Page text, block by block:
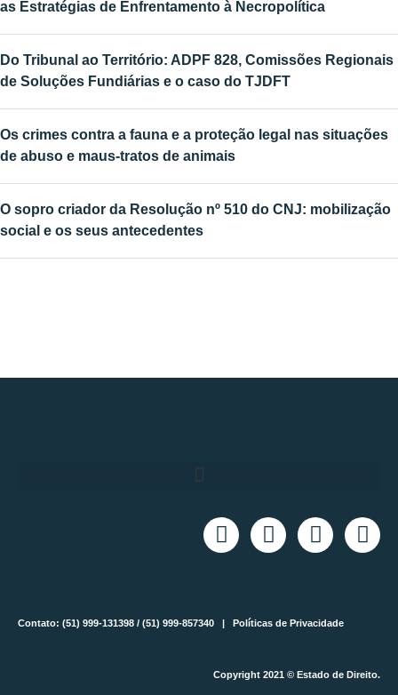
as Estratégias de Enfrentamento à Necropolítica
Do Tribunal ao Território: ADPF 828, Comissões Regionais
de Soluções Fundiárias e o caso do TJDFT
Os crimes contra a fauna e a proteção legal nas situações
de abuso e maus-tratos de animais
O sopro criador da Resolução nº 510 do CNJ: mobilização
social e os seus antecedentes
Contato: (51) 999-131398 / (51) 999-857340 | Políticas de Privacidade
Copyright 2021 © Estado de Direito.